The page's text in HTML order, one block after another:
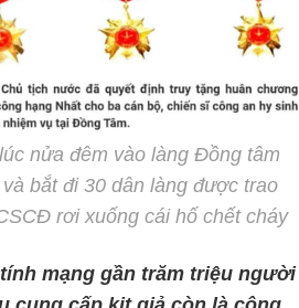
nửa đêm vào làng Đồng tâm
bắt đi 30 dân làng được trao
rơi xuống cái hố chết cháy
mạng gần trăm triệu người